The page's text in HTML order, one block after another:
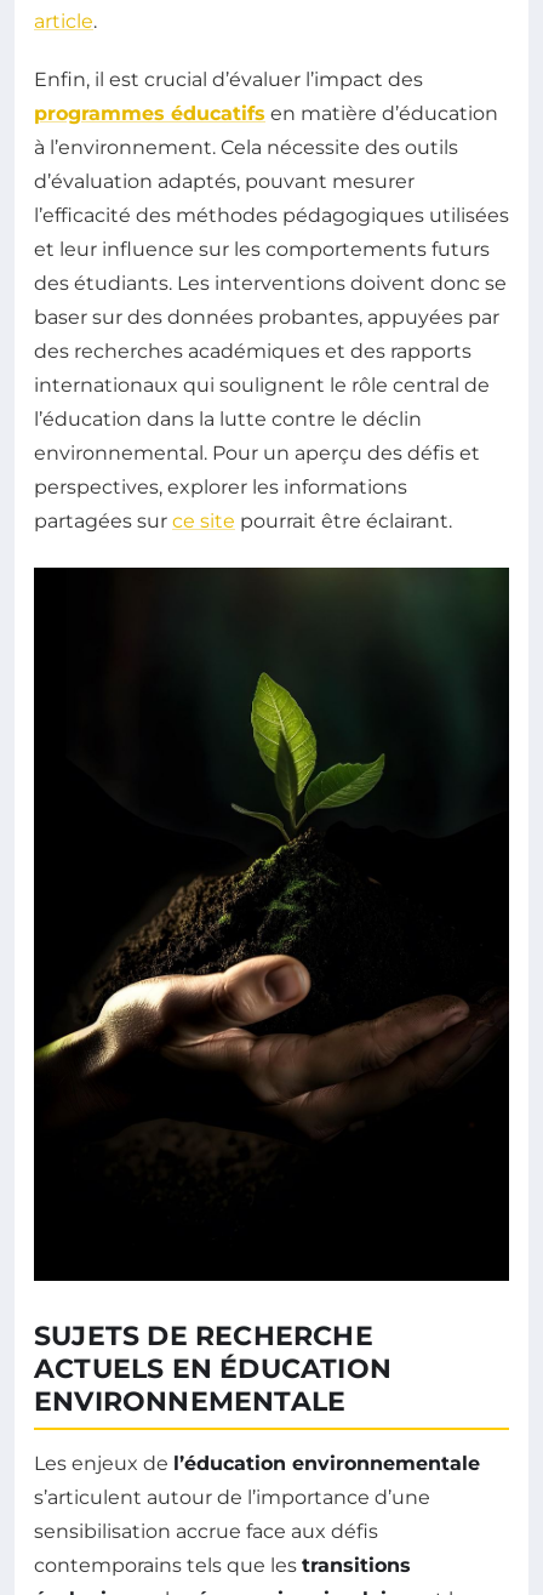
article.
Enfin, il est crucial d’évaluer l’impact des
programmes éducatifs en matière d’éducation
à l’environnement. Cela nécessite des outils
d’évaluation adaptés, pouvant mesurer
l’efficacité des méthodes pédagogiques utilisées
et leur influence sur les comportements futurs
des étudiants. Les interventions doivent donc se
baser sur des données probantes, appuyées par
des recherches académiques et des rapports
internationaux qui soulignent le rôle central de
l’éducation dans la lutte contre le déclin
environnemental. Pour un aperçu des défis et
perspectives, explorer les informations
partagées sur ce site pourrait être éclairant.
SUJETS DE RECHERCHE
ACTUELS EN ÉDUCATION
ENVIRONNEMENTALE
Les enjeux de l’éducation environnementale
s’articulent autour de l’importance d’une
sensibilisation accrue face aux défis
contemporains tels que les transitions